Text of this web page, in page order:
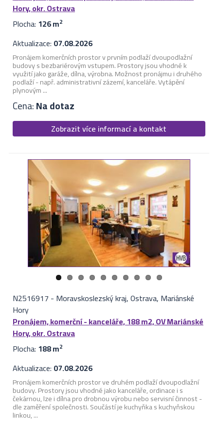
Hory, okr. Ostrava
Plocha: 126 m2
Aktualizace: 07.08.2026
Pronájem komerčních prostor v prvním podlaží dvoupodlažní
budovy s bezbariérovým vstupem. Prostory jsou vhodné k
využití jako garáže, dílna, výrobna. Možnost pronájmu i druhého
podlaží - např. administrativní zázemí, kanceláře. Vytápění
plynovým ...
Cena:Na dotaz
Zobrazit více informací a kontakt
N2516917 - Moravskoslezský kraj, Ostrava, Mariánské
Hory
Pronájem, komerční - kanceláře, 188 m2, OV Mariánské
Hory, okr. Ostrava
Plocha: 188 m2
Aktualizace: 07.08.2026
Pronájem komerčních prostor ve druhém podlaží dvoupodlažní
budovy. Prostory jsou vhodné jako kanceláře, ordinace i s
čekárnou, lze i dílna pro drobnou výrobu nebo servisní činnost -
dle zaměření společnosti. Součástí je kuchyňka s kuchyňskou
linkou, ...